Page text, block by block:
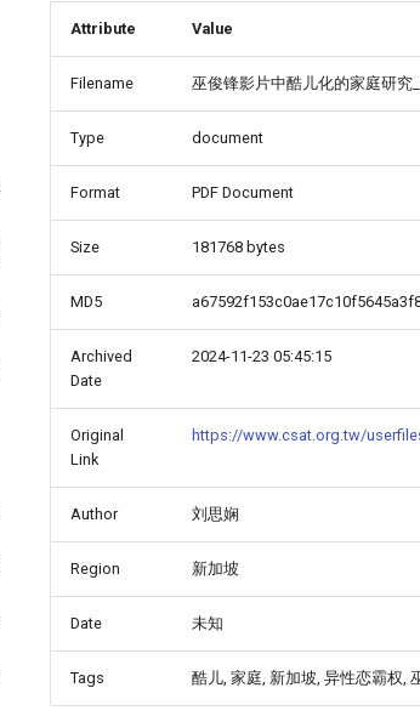
Attribute Value
Filename 巫俊锋影片中酷儿化的家庭研究
Type document
Format PDF Document
Size 181768 bytes
MD5
Archived
Date
2024-11-23 05:45:15
Original
Link
https://www.csat.org.tw/userfiles/
Author 刘思娴
Region 新加坡
Date 未知
Tags 酷儿, 家庭, 新加坡, 异性恋霸权,